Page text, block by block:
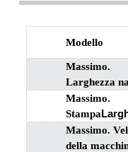
Modello
Massimo.
Larghezza
Massimo.
Stampa
Massimo.
della